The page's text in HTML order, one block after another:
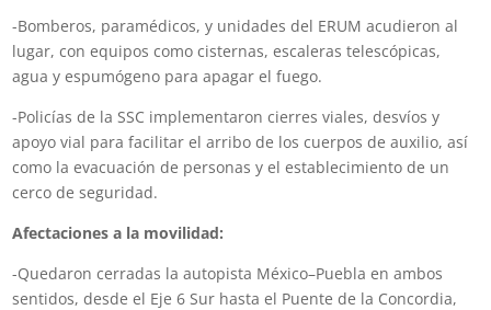
-Bomberos, paramédicos, y unidades del ERUM acudieron al
lugar, con equipos como cisternas, escaleras telescópicas,
agua y espumógeno para apagar el fuego.
-Policías de la SSC implementaron cierres viales, desvíos y
apoyo vial para facilitar el arribo de los cuerpos de auxilio, así
como la evacuación de personas y el establecimiento de un
cerco de seguridad.
Afectaciones a la movilidad:
-Quedaron cerradas la autopista México–Puebla en ambos
sentidos, desde el Eje 6 Sur hasta el Puente de la Concordia,